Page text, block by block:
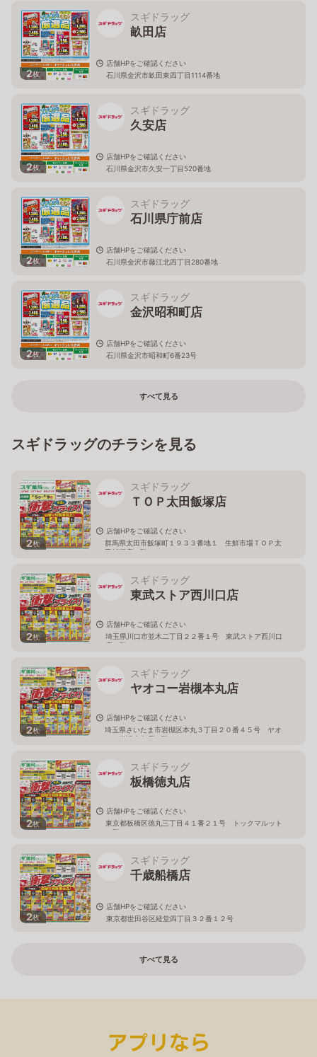
2枚
スギドラッグ
畝田店
店舗HPをご確認ください
石川県金沢市畝田東四丁目1114番地
2枚
スギドラッグ
久安店
店舗HPをご確認ください
石川県金沢市久安一丁目520番地
2枚
スギドラッグ
石川県庁前店
店舗HPをご確認ください
石川県金沢市藤江北四丁目280番地
2枚
スギドラッグ
金沢昭和町店
店舗HPをご確認ください
石川県金沢市昭和町6番23号
すべて見る
スギドラッグのチラシを見る
2枚
スギドラッグ
ＴＯＰ太田飯塚店
店舗HPをご確認ください
群馬県太田市飯塚町１９３３番地１ 生鮮市場ＴＯＰ太
田飯塚店１階
2枚
スギドラッグ
東武ストア西川口店
店舗HPをご確認ください
埼玉県川口市並木二丁目２２番１号 東武ストア西川口
店２階
2枚
スギドラッグ
ヤオコー岩槻本丸店
店舗HPをご確認ください
埼玉県さいたま市岩槻区本丸３丁目２０番４５号 ヤオ
コー岩槻本丸店２階
2枚
スギドラッグ
板橋徳丸店
店舗HPをご確認ください
東京都板橋区徳丸三丁目４１番２１号 トックマルット
１階
2枚
スギドラッグ
千歳船橋店
店舗HPをご確認ください
東京都世田谷区経堂四丁目３２番１２号
すべて見る